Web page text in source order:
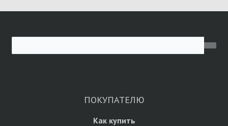
ПОКУПАТЕЛЮ
Как купить